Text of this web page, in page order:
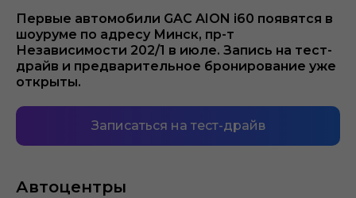
Первые автомобили GAC AION i60 появятся в
шоуруме по адресу Минск, пр-т
Независимости 202/1 в июле. Запись на тест-
драйв и предварительное бронирование уже
открыты.
Записаться на тест-драйв
Автоцентры